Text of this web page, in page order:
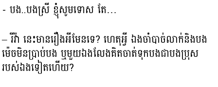
-​​ បង..បងស្រី ខ្ញុំសូមទោស តែ…
– រីវ៉ា នេះមានរឿងអីមែនទេ? ហេតុអ្វី ឯងចាំបាច់លាក់និងបង
ម៉េចមិនប្រាប់បង ឬមួយឯងលែងគិតចាត់ទុកបងជាបងប្រុស
របស់ឯងទៀតហើយ?